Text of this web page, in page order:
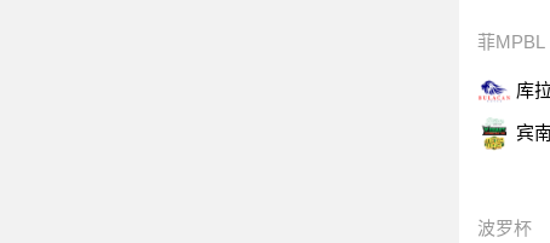
菲MPBL
库
宾
波罗杯